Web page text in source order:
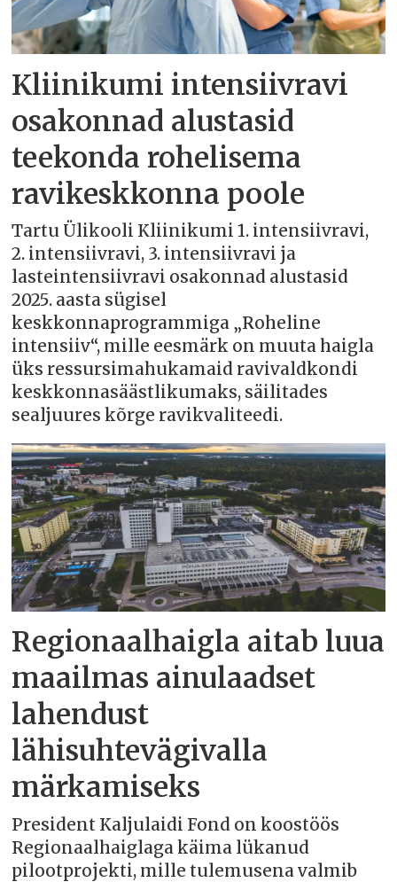
Kliinikumi intensiivravi
osakonnad alustasid
teekonda rohelisema
ravikeskkonna poole
Tartu Ülikooli Kliinikumi 1. intensiivravi,
2. intensiivravi, 3. intensiivravi ja
lasteintensiivravi osakonnad alustasid
2025. aasta sügisel
keskkonnaprogrammiga „Roheline
intensiiv“, mille eesmärk on muuta haigla
üks ressursimahukamaid ravivaldkondi
keskkonnasäästlikumaks, säilitades
sealjuures kõrge ravikvaliteedi.
Regionaalhaigla aitab luua
maailmas ainulaadset
lahendust
lähisuhtevägivalla
märkamiseks
President Kaljulaidi Fond on koostöös
Regionaalhaiglaga käima lükanud
pilootprojekti, mille tulemusena valmib